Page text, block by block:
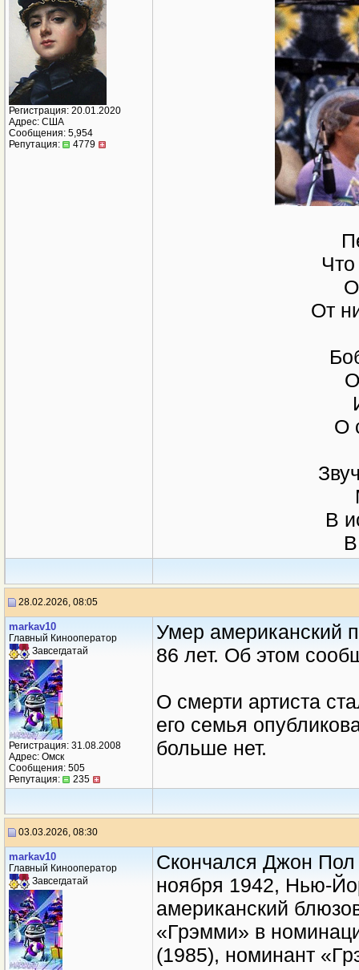
Регистрация: 20.01.2020
Адрес: США
Сообщения: 5,954
Репутация:
4779
От
О
В
28.02.2026, 08:05
markav10
Главный Кинооператор
Завсегдатай
Регистрация: 31.08.2008
Адрес: Омск
Сообщения: 505
Репутация:
235
Умер американский
86 лет. Об этом
О смерти артиста
его семья
больше нет.
03.03.2026, 08:30
markav10
Главный Кинооператор
Завсегдатай
Скончался Джон
ноября 1942, Нью-
американский
«Грэмми» в
(1985), номинант